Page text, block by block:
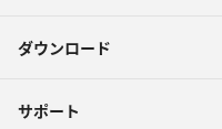
ダウンロード
サポート